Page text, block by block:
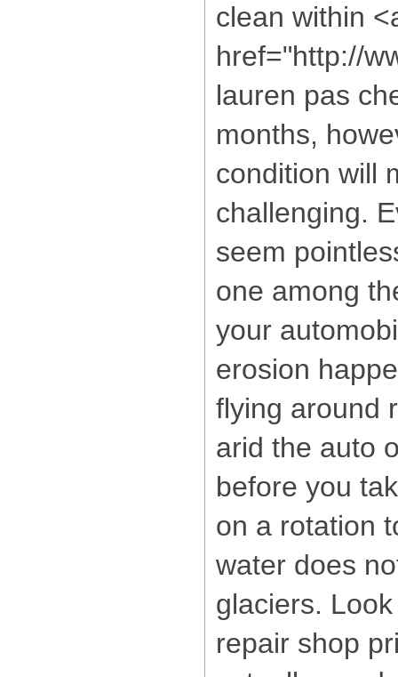
clean within
href="http://
lauren pas
months,
condition will
challenging.
seem
one among
your
erosion
flying around
arid the auto
before you
on a rotation
water does
glaciers.
repair shop